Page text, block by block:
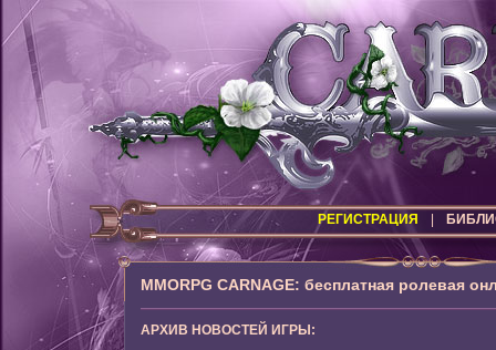
РЕГИСТРАЦИЯ
MMORPG CARNAGE: бесплатная ролевая
АРХИВ НОВОСТЕЙ ИГРЫ: